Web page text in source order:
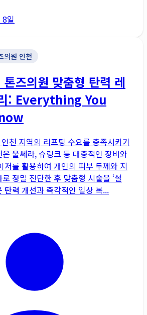
일
의원 인천
즈의원 맞춤형 탄력 레
: Everything You
천 지역의 리프팅 수요를 충족시키기
울쎄라, 슈링크 등 대중적인 장비와
저를 활용하여 개인의 피부 두께와 지
정밀 진단한 후 맞춤형 시술을 ‘설
탄력 개선과 즉각적인 일상 복...